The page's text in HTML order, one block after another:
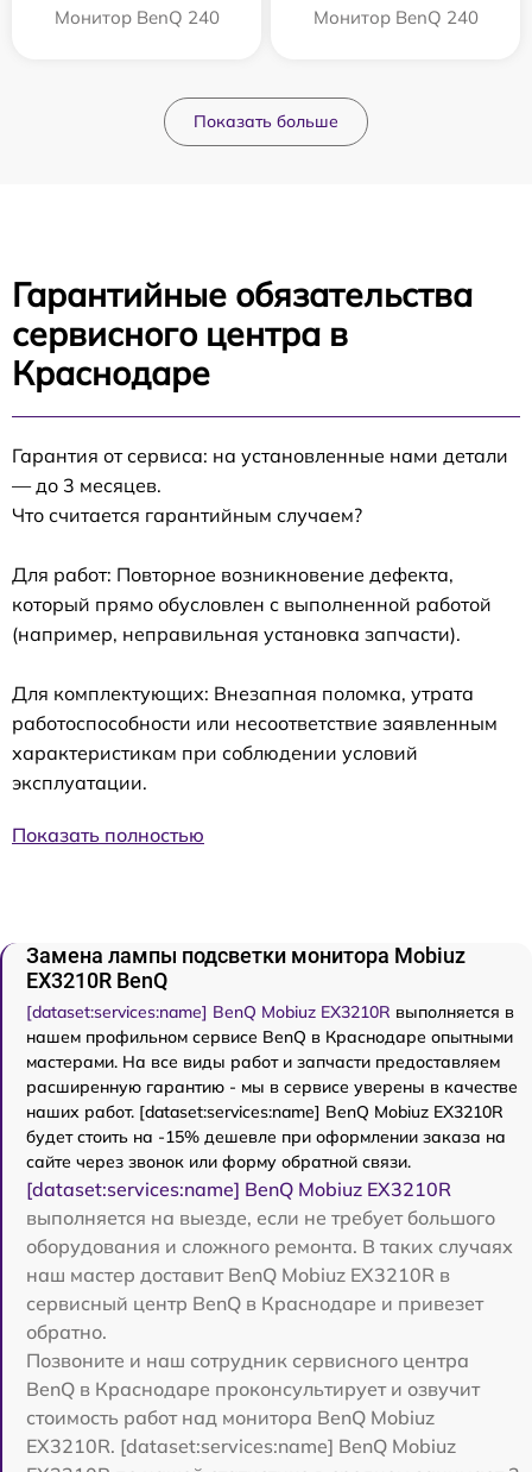
Монитор BenQ 240 Монитор BenQ 240
Показать больше
Гарантийные обязательства
сервисного центра в
Краснодаре
Гарантия от сервиса: на установленные нами детали
— до 3 месяцев.
Что считается гарантийным случаем?
Для работ: Повторное возникновение дефекта,
который прямо обусловлен с выполненной работой
(например, неправильная установка запчасти).
Для комплектующих: Внезапная поломка, утрата
работоспособности или несоответствие заявленным
характеристикам при соблюдении условий
эксплуатации.
Показать полностью
Замена лампы подсветки монитора Mobiuz
EX3210R BenQ
[dataset:services:name] BenQ Mobiuz EX3210R выполняется в
нашем профильном сервисе BenQ в Краснодаре опытными
мастерами. На все виды работ и запчасти предоставляем
расширенную гарантию - мы в сервисе уверены в качестве
наших работ. [dataset:services:name] BenQ Mobiuz EX3210R
будет стоить на -15% дешевле при оформлении заказа на
сайте через звонок или форму обратной связи.
[dataset:services:name] BenQ Mobiuz EX3210R
выполняется на выезде, если не требует большого
оборудования и сложного ремонта. В таких случаях
наш мастер доставит BenQ Mobiuz EX3210R в
сервисный центр BenQ в Краснодаре и привезет
обратно.
Позвоните и наш сотрудник сервисного центра
BenQ в Краснодаре проконсультирует и озвучит
стоимость работ над монитора BenQ Mobiuz
EX3210R. [dataset:services:name] BenQ Mobiuz